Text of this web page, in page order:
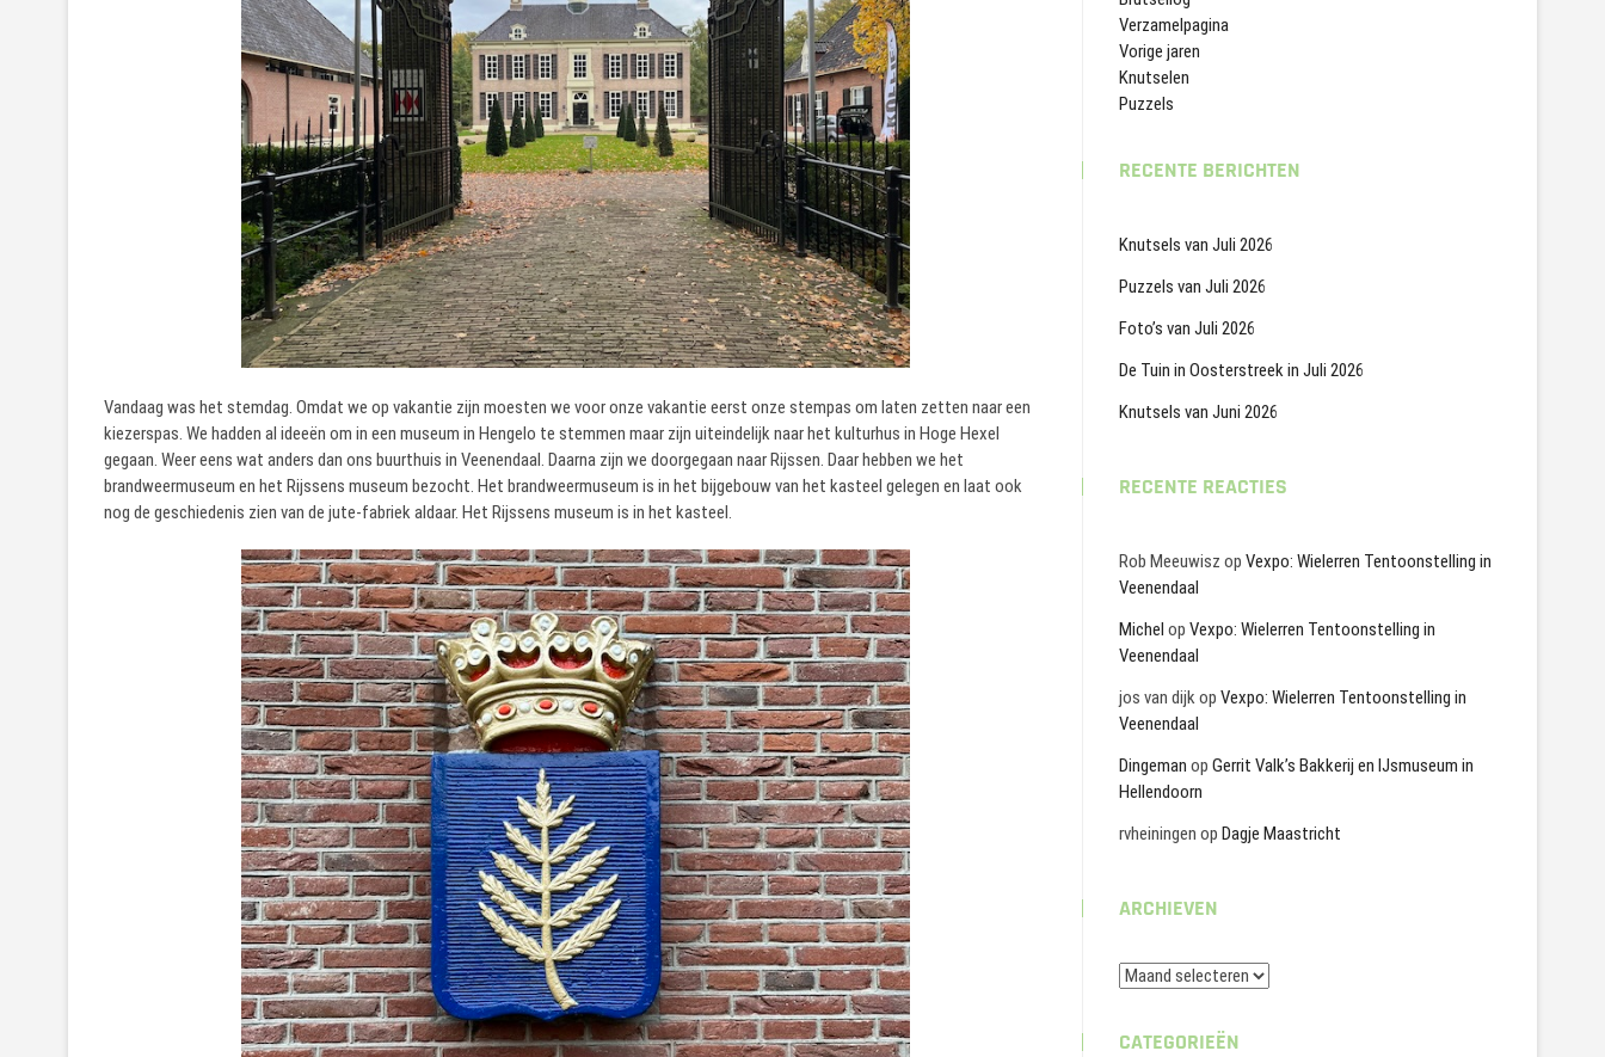
Vandaag was het stemdag. Omdat we op vakantie zijn moesten we voor onze vakantie eerst onze stempas om laten zetten naar een
kiezerspas. We hadden al ideeën om in een museum in Hengelo te stemmen maar zijn uiteindelijk naar het kulturhus in Hoge Hexel
gegaan. Weer eens wat anders dan ons buurthuis in Veenendaal. Daarna zijn we doorgegaan naar Rijssen. Daar hebben we het
brandweermuseum en het Rijssens museum bezocht. Het brandweermuseum is in het bijgebouw van het kasteel gelegen en laat ook
nog de geschiedenis zien van de jute-fabriek aldaar. Het Rijssens museum is in het kasteel.
Verzamelpagina
Vorige jaren
Knutselen
Puzzels
RECENTE BERICHTEN
Knutsels van Juli 2026
Puzzels van Juli 2026
Foto’s van Juli 2026
De Tuin in Oosterstreek in Juli 2026
Knutsels van Juni 2026
RECENTE REACTIES
Rob Meeuwisz op Vexpo: Wielerren Tentoonstelling in
Veenendaal
Michel op Vexpo: Wielerren Tentoonstelling in
Veenendaal
jos van dijkop Vexpo: Wielerren Tentoonstelling in
Veenendaal
Dingeman op Gerrit Valk’s Bakkerij en IJsmuseum in
Hellendoorn
rvheiningen op Dagje Maastricht
ARCHIEVEN
Archieven
CATEGORIEËN